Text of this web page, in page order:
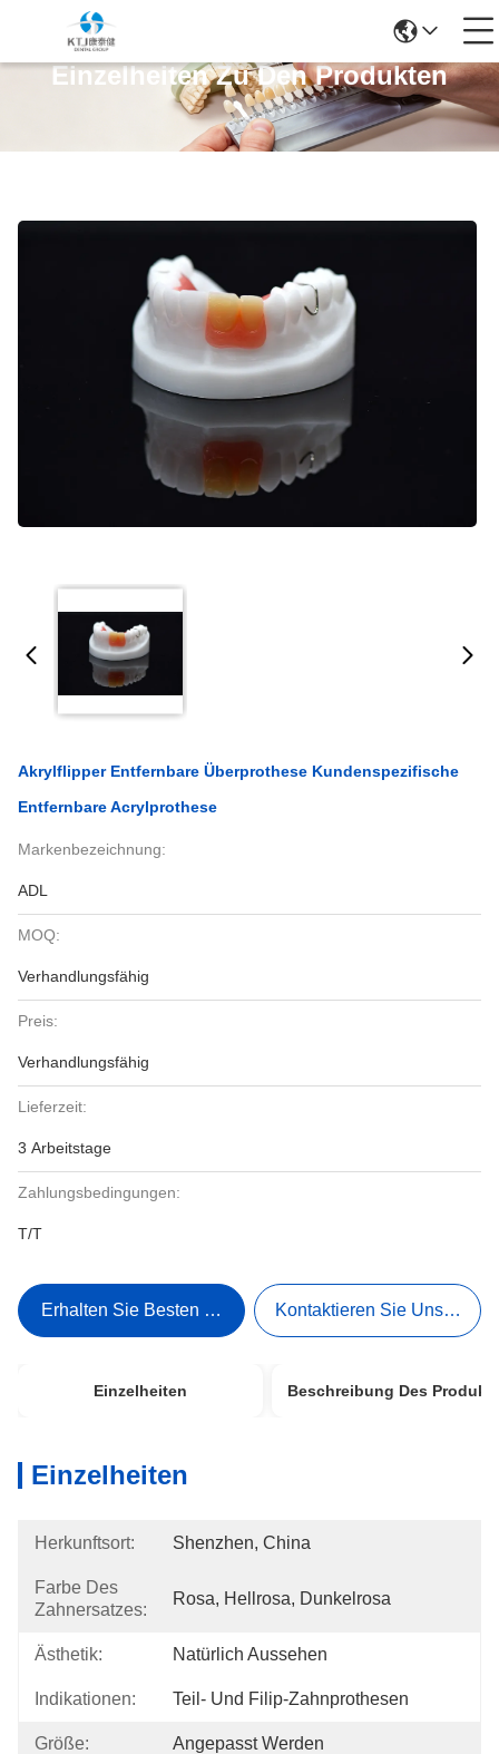
Einzelheiten Zu Den Produkten
Akrylflipper Entfernbare Überprothese Kundenspezifische
Entfernbare Acrylprothese
Markenbezeichnung:
ADL
MOQ:
Verhandlungsfähig
Preis:
Verhandlungsfähig
Lieferzeit:
3 Arbeitstage
Zahlungsbedingungen:
T/T
Erhalten Sie Besten Preis Kontaktieren Sie Uns Jetzt
Einzelheiten Beschreibung Des
Einzelheiten
Herkunftsort: Shenzhen, China
Farbe Des
Zahnersatzes:
Rosa, Hellrosa, Dunkelrosa
Ästhetik: Natürlich Aussehen
Indikationen: Teil- Und Filip-Zahnprothesen
Größe: Angepasst Werden